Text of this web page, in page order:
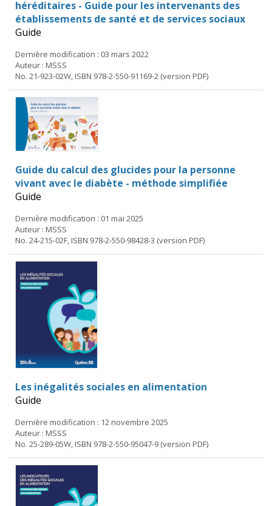
héréditaires - Guide pour les intervenants des
établissements de santé et de services sociaux
Guide
Dernière modification : 03 mars 2022
Auteur : MSSS
No. 21-923-02W, ISBN 978-2-550-91169-2 (version PDF)
Guide du calcul des glucides pour la personne
vivant avec le diabète - méthode simplifiée
Guide
Dernière modification : 01 mai 2025
Auteur : MSSS
No. 24-215-02F, ISBN 978-2-550-98428-3 (version PDF)
Les inégalités sociales en alimentation
Guide
Dernière modification : 12 novembre 2025
Auteur : MSSS
No. 25-289-05W, ISBN 978-2-550-95047-9 (version PDF)